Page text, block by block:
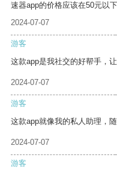
速器app的价格应该在50元以
2024-07-07
游客
这款app是我社交的好帮手，
2024-07-07
游客
这款app就像我的私人助理，
2024-07-07
游客